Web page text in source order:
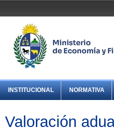
INSTITUCIONAL NORMATIVA
Valoración